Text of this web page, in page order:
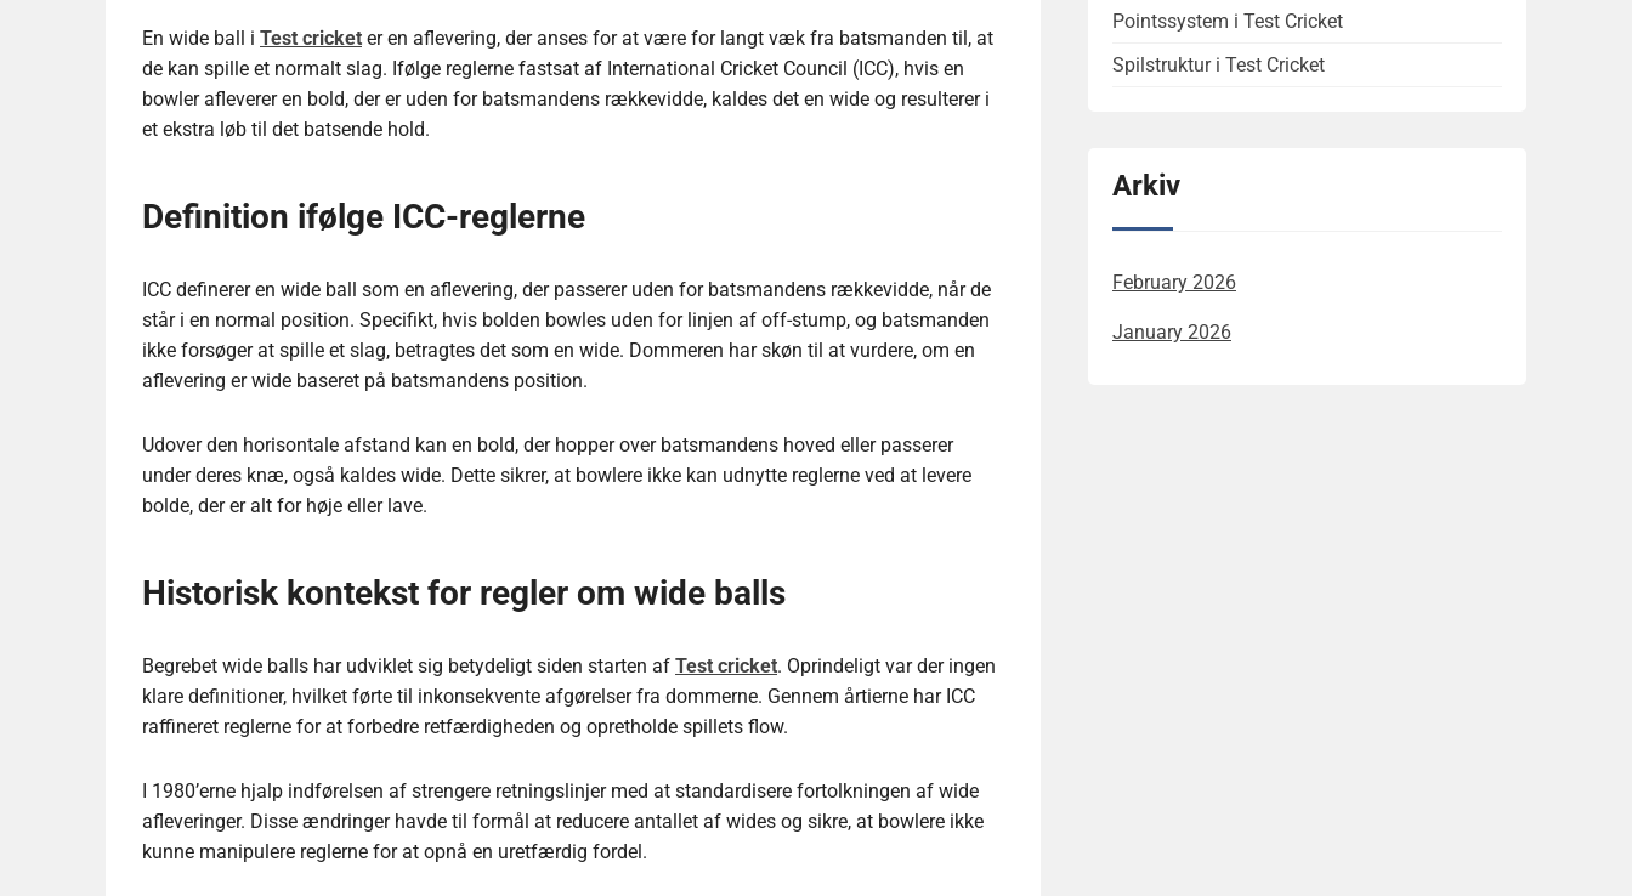
En wide ball i Test cricket er en aflevering, der anses for at være for langt væk fra batsmanden til, at
de kan spille et normalt slag. Ifølge reglerne fastsat af International Cricket Council (ICC), hvis en
bowler afleverer en bold, der er uden for batsmandens rækkevidde, kaldes det en wide og resulterer i
et ekstra løb til det batsende hold.
Definition ifølge ICC-reglerne
ICC definerer en wide ball som en aflevering, der passerer uden for batsmandens rækkevidde, når de
står i en normal position. Specifikt, hvis bolden bowles uden for linjen af off-stump, og batsmanden
ikke forsøger at spille et slag, betragtes det som en wide. Dommeren har skøn til at vurdere, om en
aflevering er wide baseret på batsmandens position.
Udover den horisontale afstand kan en bold, der hopper over batsmandens hoved eller passerer
under deres knæ, også kaldes wide. Dette sikrer, at bowlere ikke kan udnytte reglerne ved at levere
bolde, der er alt for høje eller lave.
Historisk kontekst for regler om wide balls
Begrebet wide balls har udviklet sig betydeligt siden starten af Test cricket. Oprindeligt var der ingen
klare definitioner, hvilket førte til inkonsekvente afgørelser fra dommerne. Gennem årtierne har ICC
raffineret reglerne for at forbedre retfærdigheden og opretholde spillets flow.
I 1980’erne hjalp indførelsen af strengere retningslinjer med at standardisere fortolkningen af wide
afleveringer. Disse ændringer havde til formål at reducere antallet af wides og sikre, at bowlere ikke
kunne manipulere reglerne for at opnå en uretfærdig fordel.
Pointssystem i Test Cricket
Spilstruktur i Test Cricket
Arkiv
February 2026
January 2026